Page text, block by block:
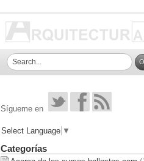
Sígueme en
Select Language ▼
Categorías